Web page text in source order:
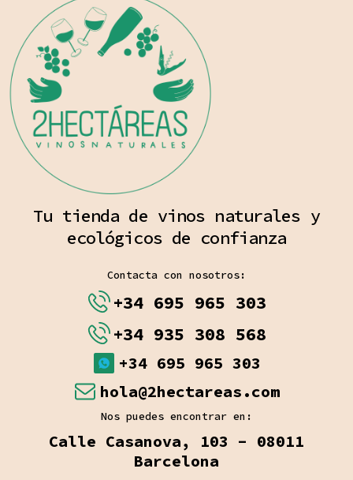
Tu tienda de vinos naturales y
ecológicos de confianza
Contacta con nosotros:
+34 695 965 303
+34 935 308 568
+34 695 965 303
hola@2hectareas.com
Nos puedes encontrar en:
Calle Casanova, 103 - 08011
Barcelona